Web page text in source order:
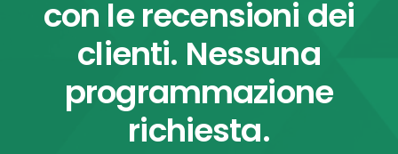
con le recensioni dei
clienti. Nessuna
programmazione
richiesta.